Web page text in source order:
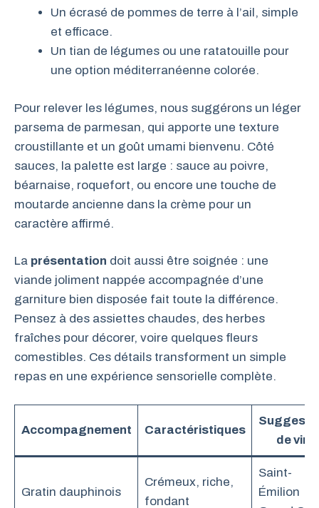
Un écrasé de pommes de terre à l’ail, simple
et efficace.
Un tian de légumes ou une ratatouille pour
une option méditerranéenne colorée.
Pour relever les légumes, nous suggérons un léger
parsema de parmesan, qui apporte une texture
croustillante et un goût umami bienvenu. Côté
sauces, la palette est large : sauce au poivre,
béarnaise, roquefort, ou encore une touche de
moutarde ancienne dans la crème pour un
caractère affirmé.
La présentation doit aussi être soignée : une
viande joliment nappée accompagnée d’une
garniture bien disposée fait toute la différence.
Pensez à des assiettes chaudes, des herbes
fraîches pour décorer, voire quelques fleurs
comestibles. Ces détails transforment un simple
repas en une expérience sensorielle complète.
Accompagnement Caractéristiques
de vin
Gratin dauphinois
Crémeux, riche,
fondant
Saint-
Émilion